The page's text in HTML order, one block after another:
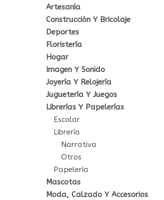
Artesanía
Construcción Y Bricolaje
Deportes
Floristería
Hogar
Imagen Y Sonido
Joyería Y Relojería
Juguetería Y Juegos
Librerías Y Papelerías
Escolar
Librería
Narrativa
Otros
Papelería
Mascotas
Moda, Calzado Y Accesorios